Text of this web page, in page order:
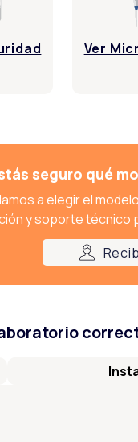
Ver
seguro qué
a elegir el
y soporte